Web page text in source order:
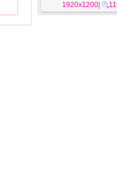
1920x1200